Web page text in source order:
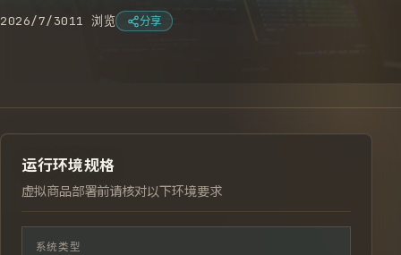
2026/7/3011 浏览 分享
运行环境规格
虚拟商品部署前请核对以下环境要求
系统类型